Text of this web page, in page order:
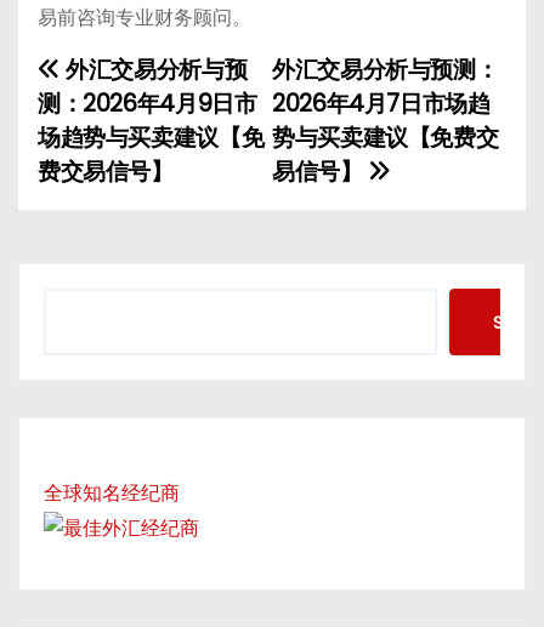
易前咨询专业财务顾问。
P
o
s
g
a
外汇交易分析与预测：
2026年4月7日市场趋
势与买卖建议【免费交
易信号】
外汇交易分析与预
测：2026年4月9日市
场趋势与买卖建议【免
费交易信号】
全球知名经纪商